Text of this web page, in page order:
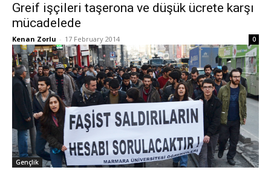
Greif işçileri taşerona ve düşük ücrete karşı
mücadelede
Kenan Zorlu - 17 February 2014 0
Gençlik